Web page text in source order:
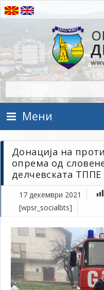
Прескокнете на содржината
Општина Делчево
Општина Делчево
Мени
Донација на
опрема од
делчевската ТППЕ
17 декември 2021
[wpsr_socialbts]